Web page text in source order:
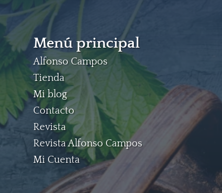
Menú principal
Alfonso Campos
Tienda
Mi blog
Contacto
Revista
Revista Alfonso Campos
Mi Cuenta